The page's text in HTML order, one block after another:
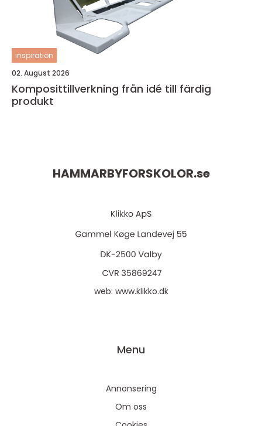
inspiration
02. August 2026
Komposittillverkning från idé till färdig
produkt
HAMMARBYFORSKOLOR.se
web: www.klikko.dk
Menu
Annonsering
Om oss